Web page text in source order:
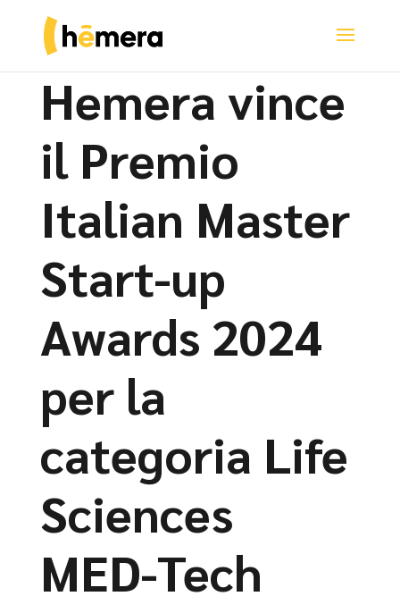
Hemera vince
il Premio
Italian Master
Start-up
Awards 2024
per la
categoria Life
Sciences
MED-Tech